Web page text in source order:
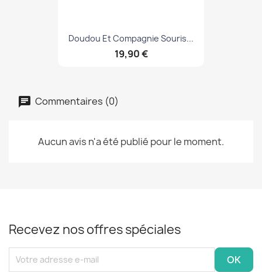
Doudou Et Compagnie Souris...
19,90 €
Commentaires (0)
Aucun avis n'a été publié pour le moment.
Recevez nos offres spéciales